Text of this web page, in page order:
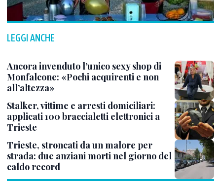
LEGGI ANCHE
Ancora invenduto l’unico sexy shop di
Monfalcone: «Pochi acquirenti e non
all’altezza»
Stalker, vittime e arresti domiciliari:
applicati 100 braccialetti elettronici a
Trieste
Trieste, stroncati da un malore per
strada: due anziani morti nel giorno del
caldo record